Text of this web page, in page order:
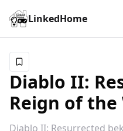
LinkedHome
Diablo II:
Reign of the
Diablo II: Resurrected